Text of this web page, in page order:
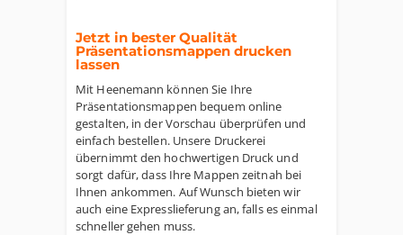
Jetzt in bester Qualität
Präsentationsmappen drucken
lassen
Mit Heenemann können Sie Ihre
Präsentationsmappen bequem online
gestalten, in der Vorschau überprüfen und
einfach bestellen. Unsere Druckerei
übernimmt den hochwertigen Druck und
sorgt dafür, dass Ihre Mappen zeitnah bei
Ihnen ankommen. Auf Wunsch bieten wir
auch eine Expresslieferung an, falls es einmal
schneller gehen muss.